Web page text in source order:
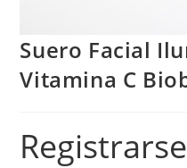
Suero Facial
Vitamina C